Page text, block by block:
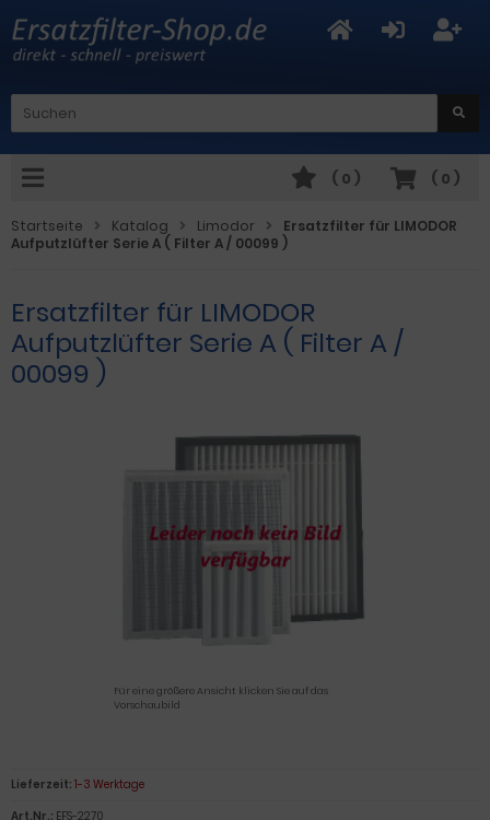
( 0 )
( 0 )
Startseite Katalog Limodor
Ersatzfilter für LIMODOR
Aufputzlüfter Serie A ( Filter A / 00099 )
Ersatzfilter für LIMODOR
Aufputzlüfter Serie A ( Filter A /
00099 )
Für eine größere Ansicht klicken Sie auf das
Vorschaubild
Lieferzeit: 1-3 Werktage
Art.Nr.: EFS-2270